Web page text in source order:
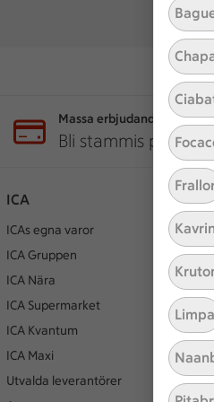
Limpa
Massa erbjudanden
Bli stammis på ICA
ICA
ICAs egna varor
ICA Gruppen
ICA Nära
ICA Supermarket
ICA Kvantum
ICA Maxi
Utvalda leverantörer